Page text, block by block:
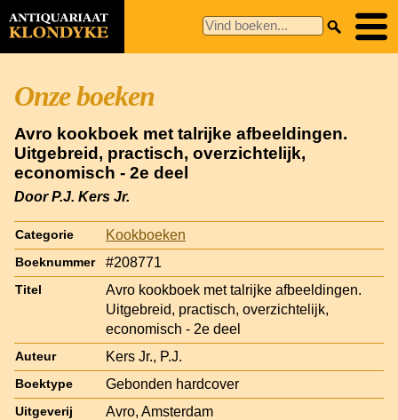
Onze boeken
Avro kookboek met talrijke afbeeldingen.
Uitgebreid, practisch, overzichtelijk,
economisch - 2e deel
Door P.J. Kers Jr.
Categorie Kookboeken
Boeknummer #208771
Titel
Avro kookboek met talrijke afbeeldingen.
Uitgebreid, practisch, overzichtelijk,
economisch - 2e deel
Auteur Kers Jr., P.J.
Boektype Gebonden hardcover
Uitgeverij Avro, Amsterdam